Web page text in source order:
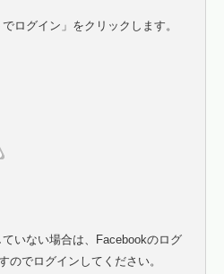
ログイン」をクリックします。
いない場合は、Facebookのログ
のでログインしてください。